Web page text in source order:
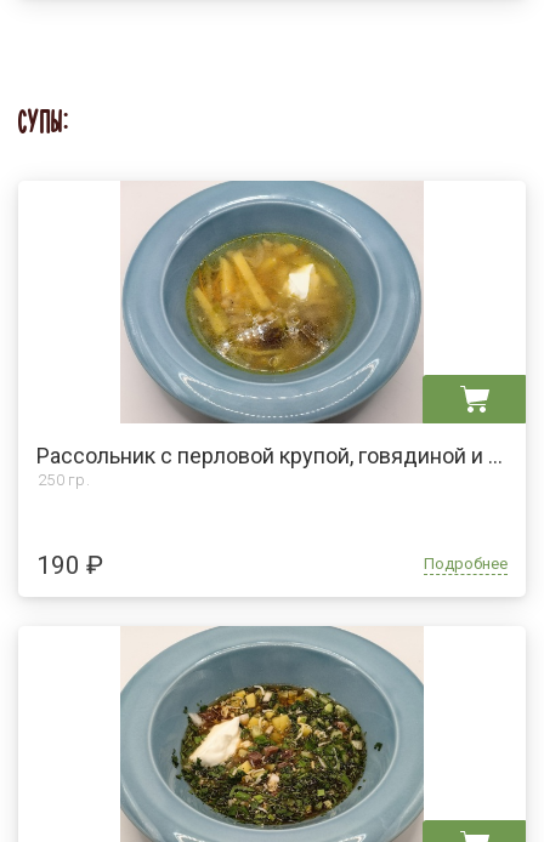
СУПЫ:
Рассольник с перловой крупой, говядиной и сметаной
250 гр.
190 ₽ Подробнее